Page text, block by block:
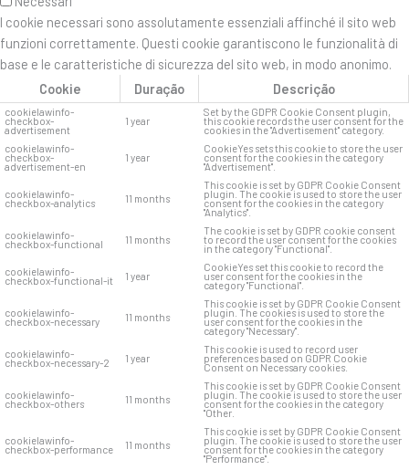
I cookie necessari sono assolutamente essenziali affinché il sito web
funzioni correttamente. Questi cookie garantiscono le funzionalità di
base e le caratteristiche di sicurezza del sito web, in modo anonimo.
Cookie
Duração Descrição
cookielawinfo-
checkbox-
advertisement
1 year
Set by the GDPR Cookie Consent plugin,
this cookie records the user consent for the
cookies in the "Advertisement" category.
cookielawinfo-
checkbox-
advertisement-en
1 year
CookieYes sets this cookie to store the user
consent for the cookies in the category
"Advertisement".
cookielawinfo-
checkbox-analytics 11 months
This cookie is set by GDPR Cookie Consent
plugin. The cookie is used to store the user
consent for the cookies in the category
"Analytics".
cookielawinfo-
checkbox-functional 11 months
The cookie is set by GDPR cookie consent
to record the user consent for the cookies
in the category "Functional".
cookielawinfo-
checkbox-functional-it 1 year
CookieYes set this cookie to record the
user consent for the cookies in the
category "Functional".
cookielawinfo-
checkbox-necessary 11 months
This cookie is set by GDPR Cookie Consent
plugin. The cookies is used to store the
user consent for the cookies in the
category "Necessary".
cookielawinfo-
checkbox-necessary-2 1 year
This cookie is used to record user
preferences based on GDPR Cookie
Consent on Necessary cookies.
cookielawinfo-
checkbox-others 11 months
This cookie is set by GDPR Cookie Consent
plugin. The cookie is used to store the user
consent for the cookies in the category
"Other.
cookielawinfo-
checkbox-performance 11 months
This cookie is set by GDPR Cookie Consent
plugin. The cookie is used to store the user
consent for the cookies in the category
"Performance".